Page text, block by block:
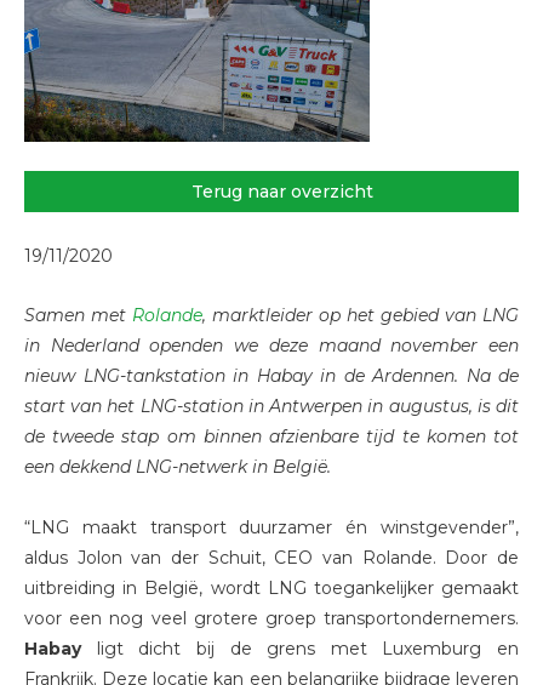
Terug naar overzicht
19/11/2020
Samen met Rolande, marktleider op het gebied van LNG
in Nederland openden we deze maand november een
nieuw LNG-tankstation in Habay in de Ardennen. Na de
start van het LNG-station in Antwerpen in augustus, is dit
de tweede stap om binnen afzienbare tijd te komen tot
een dekkend LNG-netwerk in België.
“LNG maakt transport duurzamer én winstgevender”,
aldus Jolon van der Schuit, CEO van Rolande. Door de
uitbreiding in België, wordt LNG toegankelijker gemaakt
voor een nog veel grotere groep transportondernemers.
Habayligt dicht bij de grens met Luxemburg en
Frankrijk. Deze locatie kan een belangrijke bijdrage leveren